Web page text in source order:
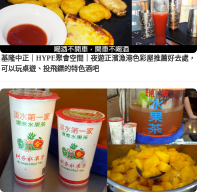
基隆中正｜HYPE聚會空間｜夜遊正濱漁港色彩屋推薦好去處，
可以玩桌遊、投飛鏢的特色酒吧